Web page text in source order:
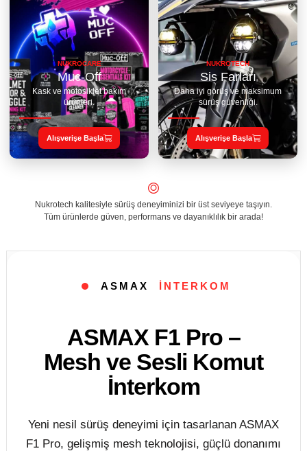
NUKROCARE
Muc-Off
Kask ve motosiklet bakım
ürünleri.
Alışverişe Başla
NUKROTECH
Sis Farları
Daha iyi görüş ve maksimum
sürüş güvenliği.
Alışverişe Başla
⌾
Nukrotech kalitesiyle sürüş deneyiminizi bir üst seviyeye taşıyın.
Tüm ürünlerde güven, performans ve dayanıklılık bir arada!
NUKROTECH İNTERKOM
Nukrotech N6 Pro
Mesh ve Sesli
Komut İnterkom
Sürüş sırasında dikkatiniz yolda kalsın,
kontrolünüz elinizde olsun. N6 Pro, gelişmiş sesli